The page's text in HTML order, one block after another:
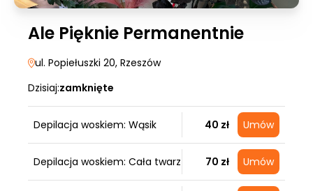
Ale Pięknie Permanentnie
ul. Popiełuszki 20, Rzeszów
Dzisiaj:zamknięte
Depilacja woskiem: Wąsik 40 zł Umów
Depilacja woskiem: Cała twarz 70 zł Umów